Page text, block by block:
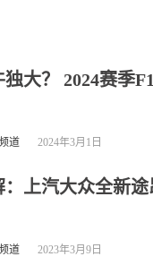
大？ 2024赛季
道 2024年3月1日
：上汽大众全新
道 2023年3月9日